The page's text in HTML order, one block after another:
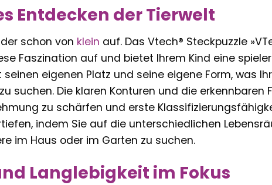
Entdecken der Tierwelt
schon von klein auf. Das Vtech® Steckpuzzle
Faszination auf und bietet Ihrem Kind eine
seinen eigenen Platz und seine eigene Form, was
suchen. Die klaren Konturen und die erkennbaren
zu schärfen und erste
indem Sie auf die unterschiedlichen
im Haus oder im Garten zu suchen.
Langlebigkeit im Fokus